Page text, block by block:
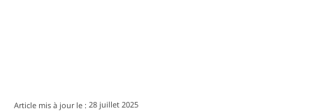
Article mis à jour le : 28 juillet 2025